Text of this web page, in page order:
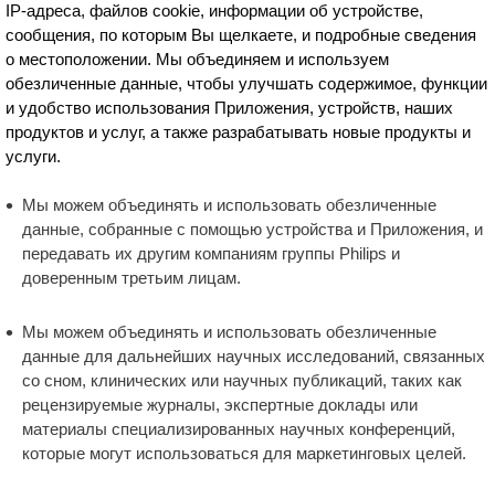
IP-адреса, файлов cookie, информации об устройстве,
сообщения, по которым Вы щелкаете, и подробные сведения
о местоположении. Мы объединяем и используем
обезличенные данные, чтобы улучшать содержимое, функции
и удобство использования Приложения, устройств, наших
продуктов и услуг, а также разрабатывать новые продукты и
услуги.
Мы можем объединять и использовать обезличенные
данные, собранные с помощью устройства и Приложения, и
передавать их другим компаниям группы Philips и
доверенным третьим лицам.
Мы можем объединять и использовать обезличенные
данные для дальнейших научных исследований, связанных
со сном, клинических или научных публикаций, таких как
рецензируемые журналы, экспертные доклады или
материалы специализированных научных конференций,
которые могут использоваться для маркетинговых целей.